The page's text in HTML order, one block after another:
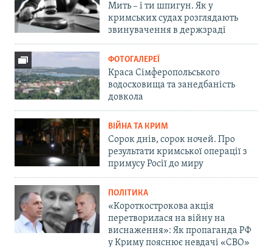
Мить – і ти шпигун. Як у
кримських судах розглядають
звинувачення в держзраді
ФОТОГАЛЕРЕЇ
Краса Сімферопольського
водосховища та занедбаність
довкола
ВІЙНА ТА КРИМ
Сорок днів, сорок ночей. Про
результати кримської операції з
примусу Росії до миру
ПОЛІТИКА
«Короткострокова акція
перетворилася на війну на
виснаження»: Як пропаганда РФ
у Криму пояснює невдачі «СВО»